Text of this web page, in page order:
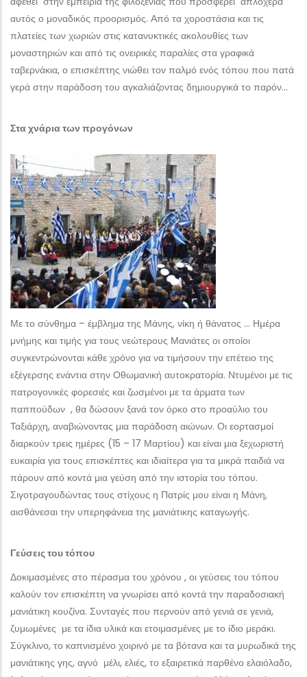
αυτός ο μοναδικός προορισμός. Από τα χοροστάσια και τις
πλατείες των χωριών στις κατανυκτικές ακολουθίες των
μοναστηριών και από τις ονειρικές παραλίες στα γραφικά
ταβερνάκια, ο επισκέπτης νιώθει τον παλμό ενός τόπου που πατά
γερά στην παράδοση του αγκαλιάζοντας δημιουργικά το παρόν…
Στα χνάρια των προγόνων
Με το σύνθημα – έμβλημα της Μάνης, νίκη ή θάνατος … Ημέρα
μνήμης και τιμής για τους νεώτερους Μανιάτες οι οποίοι
συγκεντρώνονται κάθε χρόνο για να τιμήσουν την επέτειο της
εξέγερσης ενάντια στην Οθωμανική αυτοκρατορία. Ντυμένοι με τις
πατρογονικές φορεσιές και ζωσμένοι με τα άρματα των
παππούδων , θα δώσουν ξανά τον όρκο στο προαύλιο του
Ταξιάρχη, αναβιώνοντας μια παράδοση αιώνων. Οι εορτασμοί
διαρκούν τρεις ημέρες (15 – 17 Μαρτίου) και είναι μια ξεχωριστή
ευκαιρία για τους επισκέπτες και ιδιαίτερα για τα μικρά παιδιά να
πάρουν από κοντά μια γεύση από την ιστορία του τόπου.
Σιγοτραγουδώντας τους στίχους η Πατρίς μου είναι η Μάνη,
αισθάνεσαι την υπερηφάνεια της μανιάτικης καταγωγής.
Γεύσεις του τόπου
Δοκιμασμένες στο πέρασμα του χρόνου , οι γεύσεις του τόπου
καλούν τον επισκέπτη να γνωρίσει από κοντά την παραδοσιακή
μανιάτικη κουζίνα. Συνταγές που περνούν από γενιά σε γενιά,
ζυμωμένες με τα ίδια υλικά και ετοιμασμένες με το ίδιο μεράκι.
Σύγκλινο, το καπνισμένο χοιρινό με τα βότανα και τα μυρωδικά της
μανιάτικης γης, αγνό μέλι, ελιές, το εξαιρετικά παρθένο ελαιόλαδο,